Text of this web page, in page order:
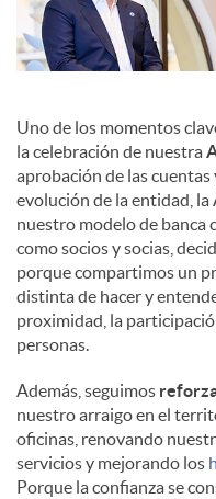
Uno de los momentos
la celebración de nuestra
aprobación de las
evolución de la entidad, la
nuestro modelo de banca
como socios y socias,
porque compartimos un
distinta de hacer y
proximidad, la
personas.
Además, seguimos
nuestro arraigo en el
oficinas, renovando
servicios y mejorando los
Porque la confianza se